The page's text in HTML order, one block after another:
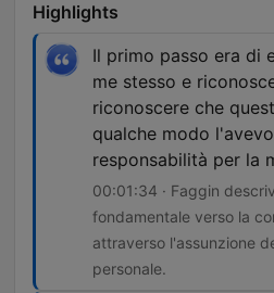
Highlights
Il primo passo era di
me stesso e
riconoscere che
qualche modo
responsabilità per la
00:01:34 · Faggin
fondamentale verso la
attraverso l'assunzione
personale.